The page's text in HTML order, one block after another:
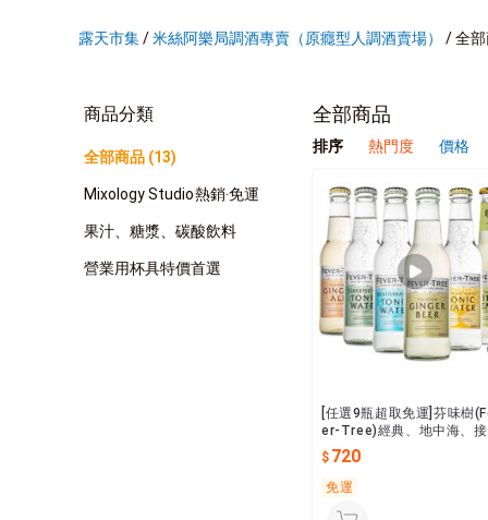
露天市集/米絲阿樂局調酒專賣（原癮型人調酒賣場） /全
商品分類
全部商品 (13)
Mixology Studio熱銷‧免運
果汁、糖漿、碳酸飲料
營業用杯具特價首選
全部商品
排序 熱門度 價格
[任選9瓶超取免運]芬味樹
er-Tree)經典、地中海、
木花通寧/Ginger A & B/葡
柚720
免運